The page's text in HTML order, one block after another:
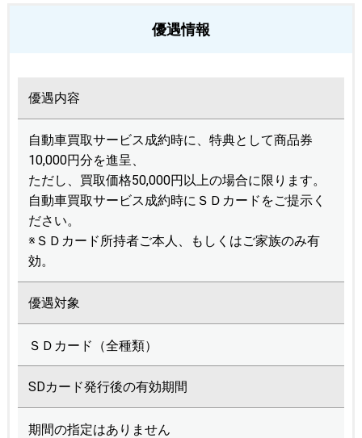
優遇情報
優遇内容
自動車買取サービス成約時に、特典として商品券
10,000円分を進呈、
ただし、買取価格50,000円以上の場合に限ります。
自動車買取サービス成約時にＳＤカードをご提示く
ださい。
※ＳＤカード所持者ご本人、もしくはご家族のみ有
効。
優遇対象
ＳＤカード（全種類）
SDカード発行後の有効期間
期間の指定はありません